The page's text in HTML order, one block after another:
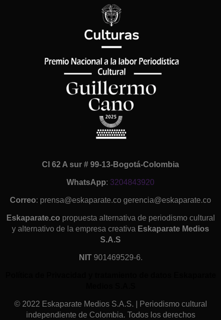
Cl 62 A sur # 99-13-Bogotá-Colombia
WhatsApp: 3204843920
Correo: prensa@eskaparate.co gerencia@eskaparate.co
Eskaparate.co propuesta alternativa de periodismo cultural
y alternativo de la empresa creativa Eskaparate Medios
S.A.S
NIT 901469529-6.
© 2022 Eskaparate Medios S.A.S. | Periodismo cultural
independiente de Colombia. Todos los derechos